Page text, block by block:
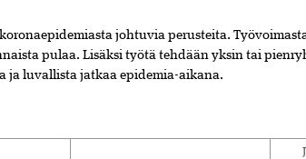
johtuvia perusteita.
pulaa. Lisäksi työtä tehdään yksin tai
ja luvallista jatkaa epidemia-aikana.